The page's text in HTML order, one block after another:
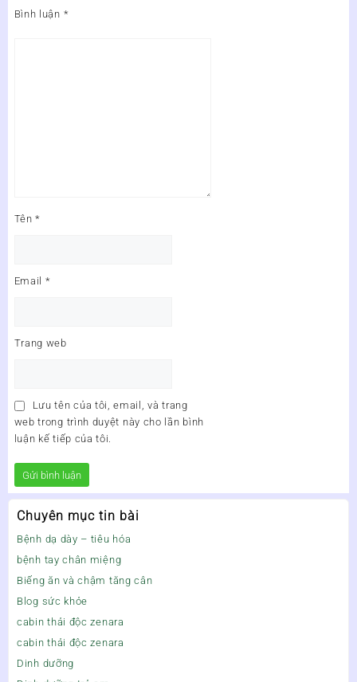
Chuyên mục tin bài
Bệnh dạ dày – tiêu hóa
bệnh tay chân miệng
Biếng ăn và chậm tăng cân
Blog sức khỏe
cabin thải độc zenara
cabin thải độc zenara
Dinh dưỡng
Bình luận *
Tên*
Email *
Trang web
Lưu tên của tôi, email, và trang
web trong trình duyệt này cho lần bình
luận kế tiếp của tôi.